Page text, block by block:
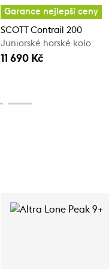
Garance nejlepší ceny
SCOTT Contrail 200
Juniorské horské kolo
11 690 Kč